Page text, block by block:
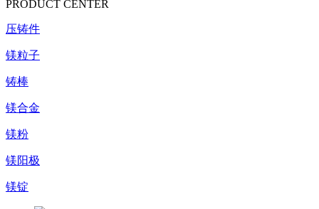
PRODUCT CENTER
压铸件
镁粒子
铸棒
镁合金
镁粉
镁阳极
镁锭